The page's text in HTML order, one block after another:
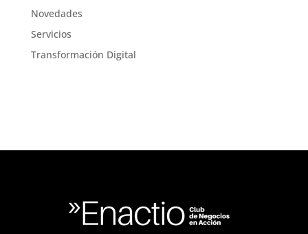
Novedades
Servicios
Transformación Digital